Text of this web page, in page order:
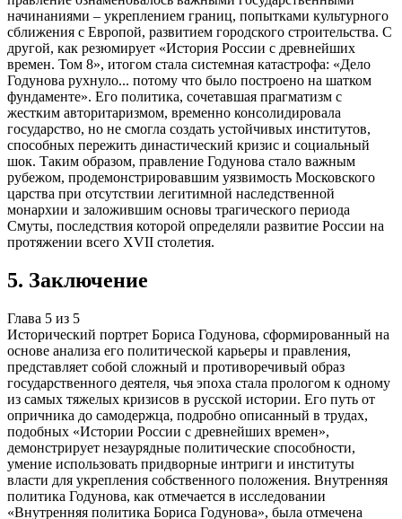
начинаниями – укреплением границ, попытками культурного
сближения с Европой, развитием городского строительства. С
другой, как резюмирует «История России с древнейших
времен. Том 8», итогом стала системная катастрофа: «Дело
Годунова рухнуло... потому что было построено на шатком
фундаменте». Его политика, сочетавшая прагматизм с
жестким авторитаризмом, временно консолидировала
государство, но не смогла создать устойчивых институтов,
способных пережить династический кризис и социальный
шок. Таким образом, правление Годунова стало важным
рубежом, продемонстрировавшим уязвимость Московского
царства при отсутствии легитимной наследственной
монархии и заложившим основы трагического периода
Смуты, последствия которой определяли развитие России на
протяжении всего XVII столетия.
5. Заключение
Глава 5 из 5
Исторический портрет Бориса Годунова, сформированный на
основе анализа его политической карьеры и правления,
представляет собой сложный и противоречивый образ
государственного деятеля, чья эпоха стала прологом к одному
из самых тяжелых кризисов в русской истории. Его путь от
опричника до самодержца, подробно описанный в трудах,
подобных «Истории России с древнейших времен»,
демонстрирует незаурядные политические способности,
умение использовать придворные интриги и институты
власти для укрепления собственного положения. Внутренняя
политика Годунова, как отмечается в исследовании
«Внутренняя политика Бориса Годунова», была отмечена